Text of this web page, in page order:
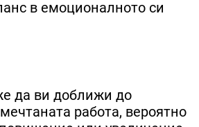
в емоционалното си
да ви доближи до
работа, вероятно